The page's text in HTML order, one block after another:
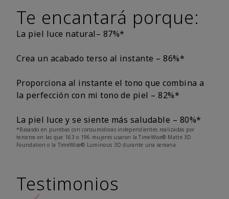
Te encantará porque:
La piel luce natural– 87%*
Crea un acabado terso al instante – 86%*
Proporciona al instante el tono que combina a
la perfección con mi tono de piel – 82%*
La piel luce y se siente más saludable – 80%*
*Basasdo en purebas con consumidoras independientes realizadas por
terceros en las que 163 o 196 mujeres usaron la TimeWise® Matte 3D
Foundation o la TimeWise® Luminous 3D durante una semana.
Testimonios